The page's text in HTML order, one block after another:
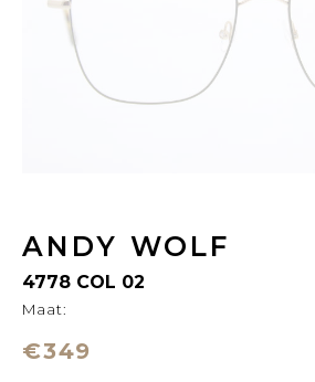
ANDY WOLF
4778 COL 02
Maat:
€349